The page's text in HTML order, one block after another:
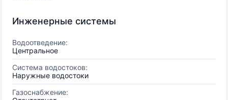
Инженерные системы
Водоотведение:
Центральное
Система водостоков:
Наружные водостоки
Газоснабжение: